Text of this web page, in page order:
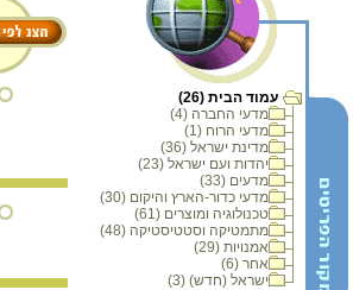
עמוד הבית (26)
מדעי החברה (4)
מדעי הרוח (1)
מדינת ישראל (36)
יהדות ועם ישראל (23)
מדעים (33)
מדעי כדור-הארץ והיקום (30)
טכנולוגיה ומוצרים (61)
מתמטיקה וסטטיסטיקה (48)
אמנויות (29)
אחר (6)
ישראל (חדש) (3)